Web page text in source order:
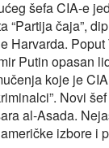
šefa CIA-e
“Partija čaja”,
Harvarda.
Putin opasan
koje je
Novi
al-Asada.
izbore i